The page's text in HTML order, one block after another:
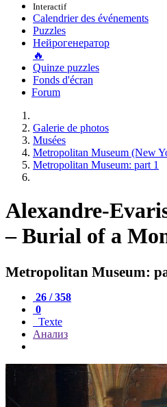
Interactif
Calendrier des événements
Puzzles
Нейрогенератор
🔥
Quinze puzzles
Fonds d'écran
Forum
Galerie de photos
Musées
Metropolitan Museum (New
Metropolitan Museum: part 1
Alexandre-
– Burial of a
Metropolitan Museum:
26 / 358
0
Texte
Анализ